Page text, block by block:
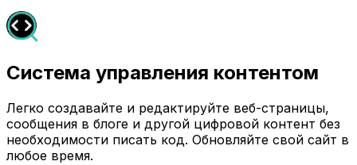
Система управления контентом
Легко создавайте и редактируйте веб-страницы,
сообщения в блоге и другой цифровой контент без
необходимости писать код. Обновляйте свой сайт в
любое время.